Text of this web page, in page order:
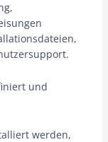
und
werden,